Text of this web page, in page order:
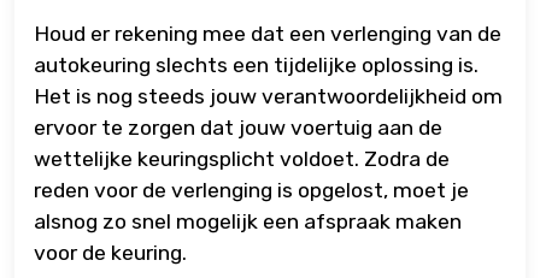
Houd er rekening mee dat een verlenging van de
autokeuring slechts een tijdelijke oplossing is.
Het is nog steeds jouw verantwoordelijkheid om
ervoor te zorgen dat jouw voertuig aan de
wettelijke keuringsplicht voldoet. Zodra de
reden voor de verlenging is opgelost, moet je
alsnog zo snel mogelijk een afspraak maken
voor de keuring.